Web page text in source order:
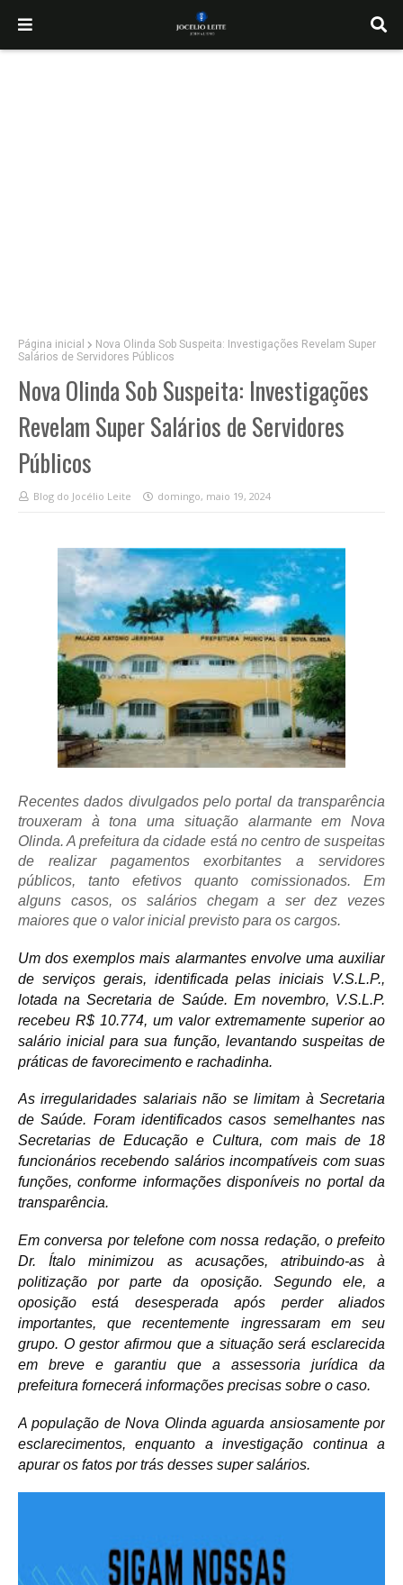
Página inicial
Nova Olinda Sob Suspeita: Investigações Revelam Super
Salários de Servidores Públicos
Nova Olinda Sob Suspeita: Investigações
Revelam Super Salários de Servidores
Públicos
Blog do Jocélio Leite domingo, maio 19, 2024
Recentes dados divulgados pelo portal da transparência
trouxeram à tona uma situação alarmante em Nova
Olinda. A prefeitura da cidade está no centro de suspeitas
de realizar pagamentos exorbitantes a servidores
públicos, tanto efetivos quanto comissionados. Em
alguns casos, os salários chegam a ser dez vezes
maiores que o valor inicial previsto para os cargos.
Um dos exemplos mais alarmantes envolve uma auxiliar
de serviços gerais, identificada pelas iniciais V.S.L.P.,
lotada na Secretaria de Saúde. Em novembro, V.S.L.P.
recebeu R$ 10.774, um valor extremamente superior ao
salário inicial para sua função, levantando suspeitas de
práticas de favorecimento e rachadinha.
As irregularidades salariais não se limitam à Secretaria
de Saúde. Foram identificados casos semelhantes nas
Secretarias de Educação e Cultura, com mais de 18
funcionários recebendo salários incompatíveis com suas
funções, conforme informações disponíveis no portal da
transparência.
Em conversa por telefone com nossa redação, o prefeito
Dr. Ítalo minimizou as acusações, atribuindo-as à
politização por parte da oposição. Segundo ele, a
oposição está desesperada após perder aliados
importantes, que recentemente ingressaram em seu
grupo. O gestor afirmou que a situação será esclarecida
em breve e garantiu que a assessoria jurídica da
prefeitura fornecerá informações precisas sobre o caso.
A população de Nova Olinda aguarda ansiosamente por
esclarecimentos, enquanto a investigação continua a
apurar os fatos por trás desses super salários.